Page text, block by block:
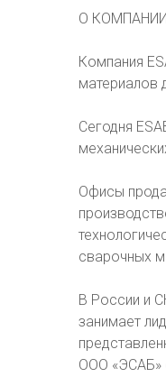
О КОМПАНИИ
Компания
материалов
Сегодня
Офисы
сварочных
В России и
занимает
OOO